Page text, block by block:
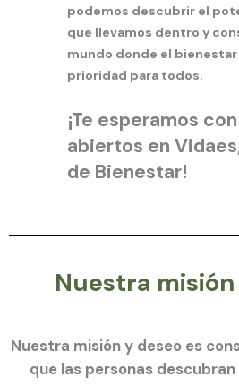
podemos descubrir el
que llevamos dentro y
mundo donde el bienestar
prioridad para todos.
¡Te esperamos
abiertos en
de Bienestar!
Nuestra
Nuestra misión y deseo es
que las personas